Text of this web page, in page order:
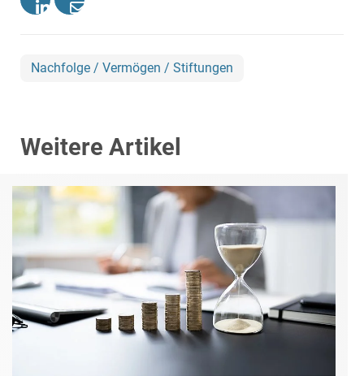
Nachfolge / Vermögen / Stiftungen
Weitere Artikel